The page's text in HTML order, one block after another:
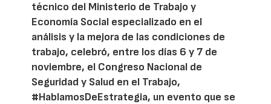
técnico del Ministerio de Trabajo y
Economía Social especializado en el
análisis y la mejora de las condiciones de
trabajo, celebró, entre los días 6 y 7 de
noviembre, el Congreso Nacional de
Seguridad y Salud en el Trabajo,
#HablamosDeEstrategia, un evento que se